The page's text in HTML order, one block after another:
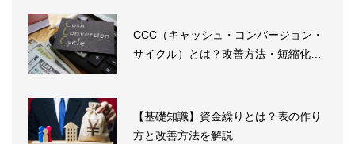
CCC（キャッシュ・コンバージョン・
サイクル）とは？改善方法・短縮化
【基礎知識】資金繰りとは？表の作り
方と改善方法を解説